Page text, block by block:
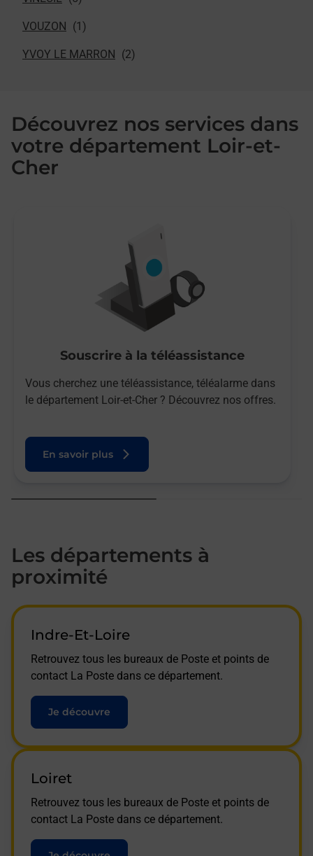
VOUZON
YVOY LE MARRON
Découvrez nos services dans
votre département Loir-et-
Cher
Souscrire à la téléassistance
Vous cherchez une téléassistance, téléalarme dans
le département Loir-et-Cher ? Découvrez nos offres.
En savoir plus
Les départements à
proximité
Indre-Et-Loire
Retrouvez tous les bureaux de Poste et points de
contact La Poste dans ce département.
Je découvre
Loiret
Retrouvez tous les bureaux de Poste et points de
contact La Poste dans ce département.